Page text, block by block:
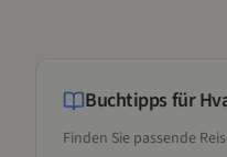
Buchtipps für
Finden Sie passende